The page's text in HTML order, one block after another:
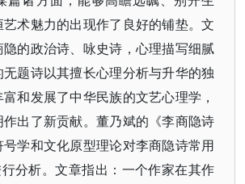
术魅力的出现作了良好的铺垫。文
的政治诗、咏史诗，心理描写细腻
题诗以其擅长心理分析与升华的独
和发展了中华民族的文艺心理学，
出了新贡献。董乃斌的《李商隐诗
学和文化原型理论对李商隐诗常用
行分析。文章指出：一个作家在其作